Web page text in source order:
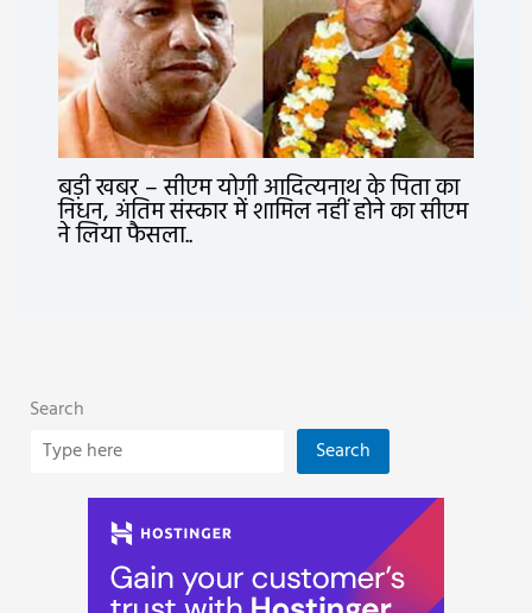
बड़ी खबर – सीएम योगी आदित्यनाथ के पिता का
निधन, अंतिम संस्कार में शामिल नहीं होने का सीएम
ने लिया फैसला..
Search
Search